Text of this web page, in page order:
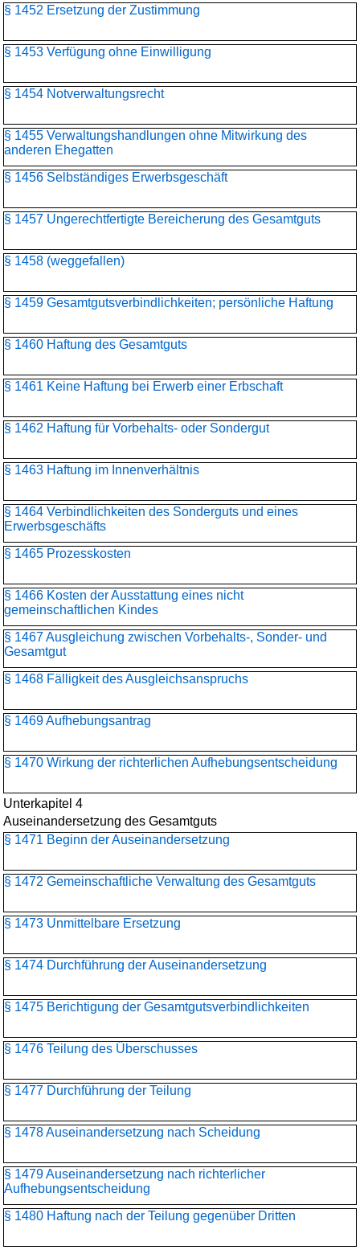
§ 1452 Ersetzung der Zustimmung
§ 1453 Verfügung ohne Einwilligung
§ 1454 Notverwaltungsrecht
§ 1455 Verwaltungshandlungen ohne Mitwirkung des
anderen Ehegatten
§ 1456 Selbständiges Erwerbsgeschäft
§ 1457 Ungerechtfertigte Bereicherung des Gesamtguts
§ 1458 (weggefallen)
§ 1459 Gesamtgutsverbindlichkeiten; persönliche Haftung
§ 1460 Haftung des Gesamtguts
§ 1461 Keine Haftung bei Erwerb einer Erbschaft
§ 1462 Haftung für Vorbehalts- oder Sondergut
§ 1463 Haftung im Innenverhältnis
§ 1464 Verbindlichkeiten des Sonderguts und eines
Erwerbsgeschäfts
§ 1465 Prozesskosten
§ 1466 Kosten der Ausstattung eines nicht
gemeinschaftlichen Kindes
§ 1467 Ausgleichung zwischen Vorbehalts-, Sonder- und
Gesamtgut
§ 1468 Fälligkeit des Ausgleichsanspruchs
§ 1469 Aufhebungsantrag
§ 1470 Wirkung der richterlichen Aufhebungsentscheidung
Unterkapitel 4
Auseinandersetzung des Gesamtguts
§ 1471 Beginn der Auseinandersetzung
§ 1472 Gemeinschaftliche Verwaltung des Gesamtguts
§ 1473 Unmittelbare Ersetzung
§ 1474 Durchführung der Auseinandersetzung
§ 1475 Berichtigung der Gesamtgutsverbindlichkeiten
§ 1476 Teilung des Überschusses
§ 1477 Durchführung der Teilung
§ 1478 Auseinandersetzung nach Scheidung
§ 1479 Auseinandersetzung nach richterlicher
Aufhebungsentscheidung
§ 1480 Haftung nach der Teilung gegenüber Dritten